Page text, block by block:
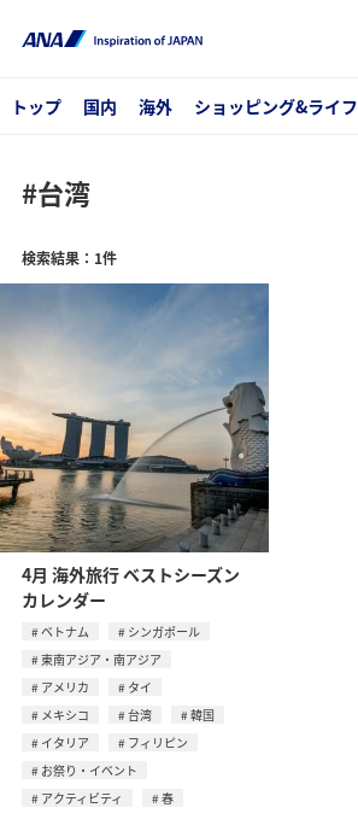
トップ 国内 海外 ショッピング&ライフ
#台湾
検索結果：1件
4月 海外旅行 ベストシーズン
カレンダー
ベトナム
シンガポール
東南アジア・南アジア
アメリカ
タイ
メキシコ
台湾
韓国
イタリア
フィリピン
お祭り・イベント
アクティビティ
春